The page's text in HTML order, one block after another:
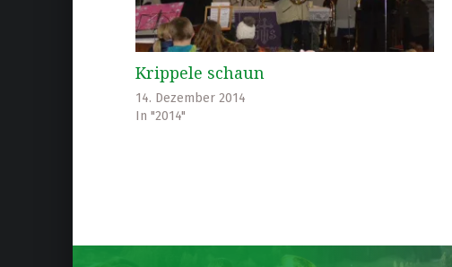
Krippele schaun
14. Dezember 2014
In "2014"
Post navigation